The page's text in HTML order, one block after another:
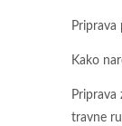
Priprava
Kako
Priprava
travne